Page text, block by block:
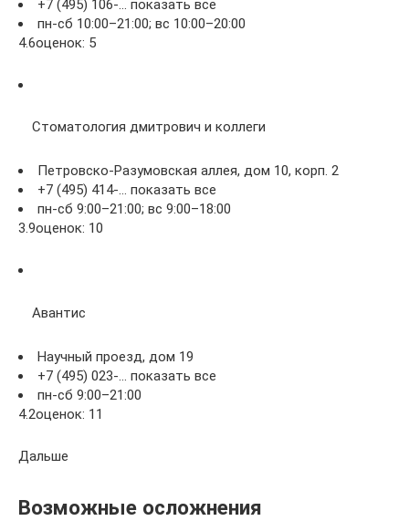
+7 (495) 106-… показать все
пн-сб 10:00–21:00; вс 10:00–20:00
4.6оценок: 5
Стоматология дмитрович и коллеги
Петровско-Разумовская аллея, дом 10, корп. 2
+7 (495) 414-… показать все
пн-сб 9:00–21:00; вс 9:00–18:00
3.9оценок: 10
Авантис
Научный проезд, дом 19
+7 (495) 023-… показать все
пн-сб 9:00–21:00
4.2оценок: 11
Дальше
Возможные осложнения